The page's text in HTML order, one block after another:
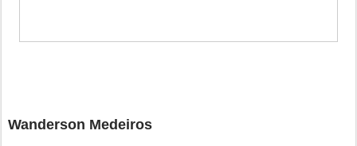
Wanderson Medeiros